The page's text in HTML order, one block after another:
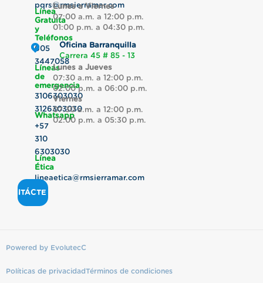
pqrs@rmsierramar.com
Línea
Gratuita
y
Teléfonos
605
3447058
Líneas
de
emergencia
3106303030
3126303030
Whatsapp
+57
310
6303030
Línea
Ética
lineaetica@rmsierramar.com
CONTÁCTENOS
Lunes a Viernes
07:00 a.m. a 12:00 p.m.
01:00 p.m. a 04:30 p.m.
Oficina Barranquilla
Carrera 45 # 85 - 13
Lunes a Jueves
07:30 a.m. a 12:00 p.m.
02:00 p.m. a 06:00 p.m.
Viernes
07:30 a.m. a 12:00 p.m.
02:00 p.m. a 05:30 p.m.
Powered by EvolutecC
Políticas de privacidadTérminos de condiciones